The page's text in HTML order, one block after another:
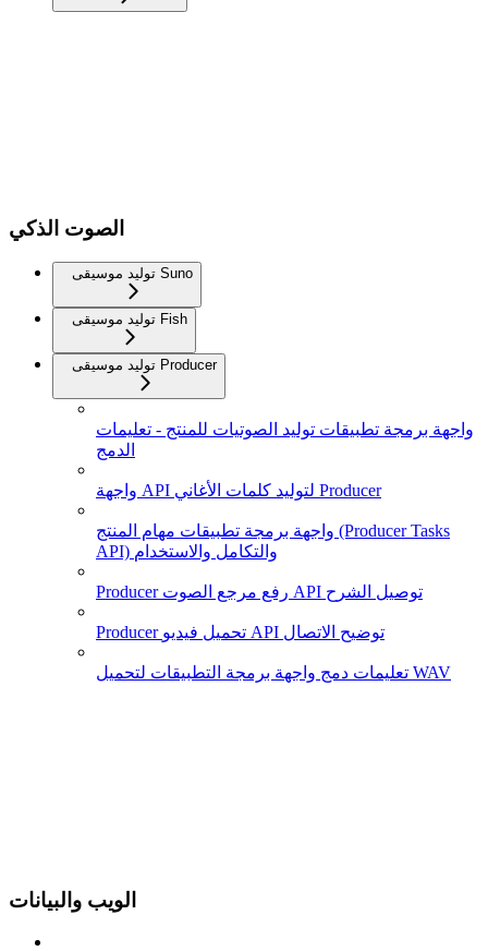
الصوت الذكي
توليد موسيقى Suno
توليد موسيقى Fish
توليد موسيقى Producer
واجهة برمجة تطبيقات توليد الصوتيات للمنتج - تعليمات
الدمج
واجهة API لتوليد كلمات الأغاني Producer
واجهة برمجة تطبيقات مهام المنتج (Producer Tasks
API) والتكامل والاستخدام
Producer رفع مرجع الصوت API توصيل الشرح
Producer تحميل فيديو API توضيح الاتصال
تعليمات دمج واجهة برمجة التطبيقات لتحميل WAV
الويب والبيانات